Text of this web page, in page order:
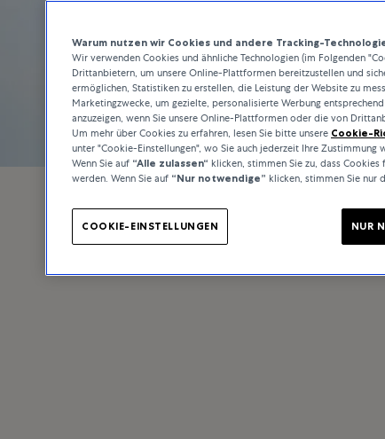
Warum nutzen wir Cookies und andere Tracking-
Wir verwenden Cookies und ähnliche Technologien (im Folgenden
Drittanbietern, um unsere Online-Plattformen bereitzustellen und
ermöglichen, Statistiken zu erstellen, die Leistung der Website zu
Marketingzwecke, um gezielte, personalisierte Werbung
anzuzeigen, wenn Sie unsere Online-Plattformen oder die von
Um mehr über Cookies zu erfahren, lesen Sie bitte unsere Cookie-
unter "Cookie-Einstellungen", wo Sie auch jederzeit Ihre Zustimmung
Wenn Sie auf “Alle zulassen“ klicken, stimmen Sie zu, dass
werden. Wenn Sie auf “Nur notwendige” klicken, stimmen Sie nur
COOKIE-EINSTELLUNGEN NUR